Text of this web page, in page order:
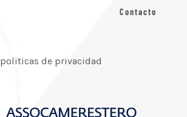
Contacto
politicas de privacidad